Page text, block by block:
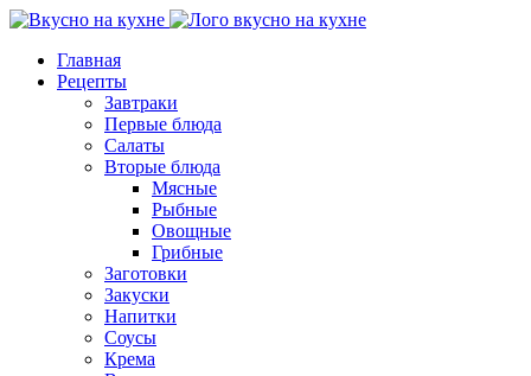
Главная
Рецепты
Завтраки
Первые блюда
Салаты
Вторые блюда
Мясные
Рыбные
Овощные
Грибные
Заготовки
Закуски
Напитки
Соусы
Крема